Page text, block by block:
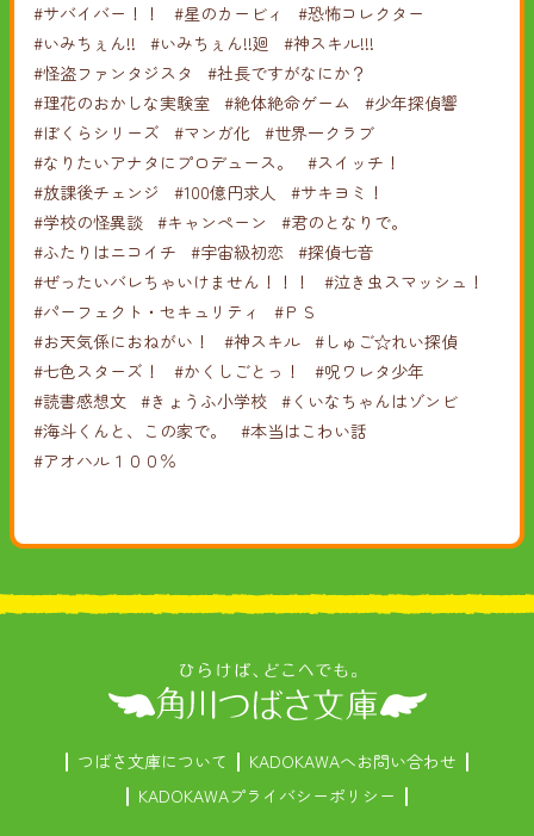
#サバイバー！！
#星のカービィ
#恐怖コレクター
#いみちぇん!!
#いみちぇん!!廻
#神スキル!!!
#怪盗ファンタジスタ
#社長ですがなにか？
#理花のおかしな実験室 #絶体絶命ゲーム
#少年探偵響
#ぼくらシリーズ
#マンガ化 #世界一クラブ
#なりたいアナタにプロデュース。
#スイッチ！
#放課後チェンジ
#100億円求人
#サキヨミ！
#学校の怪異談 #キャンペーン
#君のとなりで。
#ふたりはニコイチ
#宇宙級初恋 #探偵七音
#ぜったいバレちゃいけません！！！
#泣き虫スマッシュ！
#パーフェクト・セキュリティ
#ＰＳ
#お天気係におねがい！
#神スキル #しゅご☆れい探偵
#七色スターズ！
#かくしごとっ！
#呪ワレタ少年
#読書感想文
#きょうふ小学校 #くいなちゃんはゾンビ
#海斗くんと、この家で。
#本当はこわい話
#アオハル１００％
つばさ文庫について
KADOKAWAへお問い合わせ
KADOKAWAプライバシーポリシー